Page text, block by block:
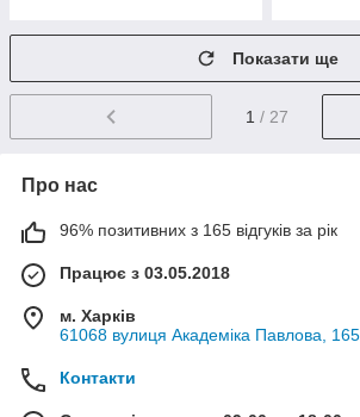
Показати ще
1 / 27
Про нас
96% позитивних з 165 відгуків за рік
Працює з 03.05.2018
м. Харків
61068 вулиця Академіка Павлова,
Контакти